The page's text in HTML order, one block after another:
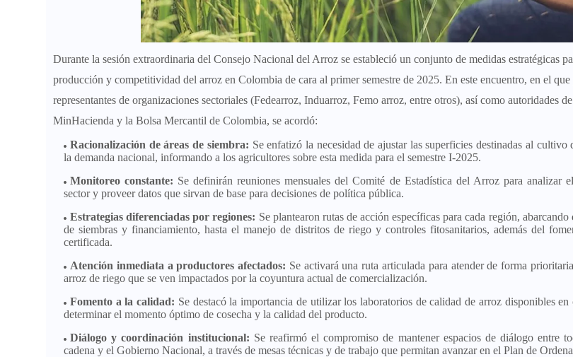
Durante la sesión extraordinaria del Consejo Nacional del Arroz se estableció un conjunto de medidas estratégicas
producción y competitividad del arroz en Colombia de cara al primer semestre de 2025. En este encuentro, en el
representantes de organizaciones sectoriales (Fedearroz, Induarroz, Femo arroz, entre otros), así como autoridades
MinHacienda y la Bolsa Mercantil de Colombia, se acordó:
Racionalización de áreas de siembra: Se enfatizó la necesidad de ajustar las superficies destinadas al cultivo
la demanda nacional, informando a los agricultores sobre esta medida para el semestre I-2025.
Monitoreo constante: Se definirán reuniones mensuales del Comité de Estadística del Arroz para analizar
sector y proveer datos que sirvan de base para decisiones de política pública.
Estrategias diferenciadas por regiones: Se plantearon rutas de acción específicas para cada región,
de siembras y financiamiento, hasta el manejo de distritos de riego y controles fitosanitarios, además del
certificada.
Atención inmediata a productores afectados: Se activará una ruta articulada para atender de forma
arroz de riego que se ven impactados por la coyuntura actual de comercialización.
Fomento a la calidad: Se destacó la importancia de utilizar los laboratorios de calidad de arroz disponibles en
determinar el momento óptimo de cosecha y la calidad del producto.
Diálogo y coordinación institucional: Se reafirmó el compromiso de mantener espacios de diálogo entre
cadena y el Gobierno Nacional, a través de mesas técnicas y de trabajo que permitan avanzar en el Plan de